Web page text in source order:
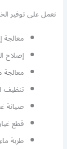
نعمل على توفير
معالجة
إصلاح
تنظيف
صيانة
قطع
طربة